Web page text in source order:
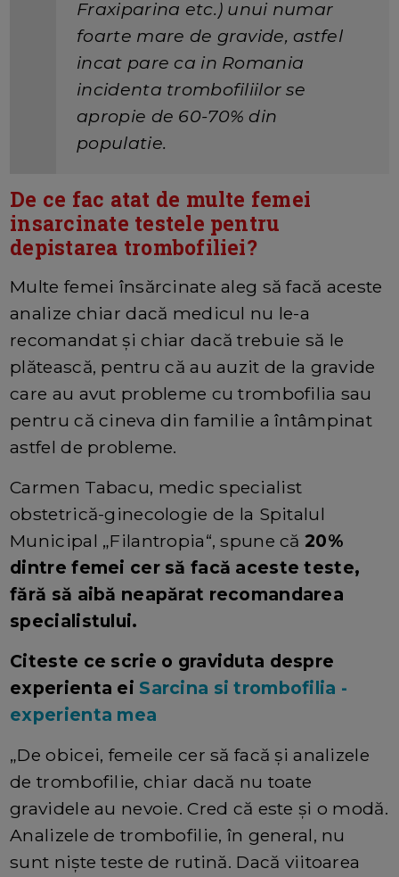
Fraxiparina etc.) unui numar
foarte mare de gravide, astfel
incat pare ca in Romania
incidenta trombofiliilor se
apropie de 60-70% din
populatie.
De ce fac atat de multe femei
insarcinate testele pentru
depistarea trombofiliei?
Multe femei însărcinate aleg să facă aceste
analize chiar dacă medicul nu le-a
recomandat și chiar dacă trebuie să le
plătească, pentru că au auzit de la gravide
care au avut probleme cu trombofilia sau
pentru că cineva din familie a întâmpinat
astfel de probleme.
Carmen Tabacu, medic specialist
obstetrică-ginecologie de la Spitalul
Municipal „Filantropia“, spune că 20%
dintre femei cer să facă aceste teste,
fără să aibă neapărat recomandarea
specialistului.
Citeste ce scrie o graviduta despre
experienta ei Sarcina si trombofilia -
experienta mea
„De obicei, femeile cer să facă și analizele
de trombofilie, chiar dacă nu toate
gravidele au nevoie. Cred că este și o modă.
Analizele de trombofilie, în general, nu
sunt niște teste de rutină. Dacă viitoarea